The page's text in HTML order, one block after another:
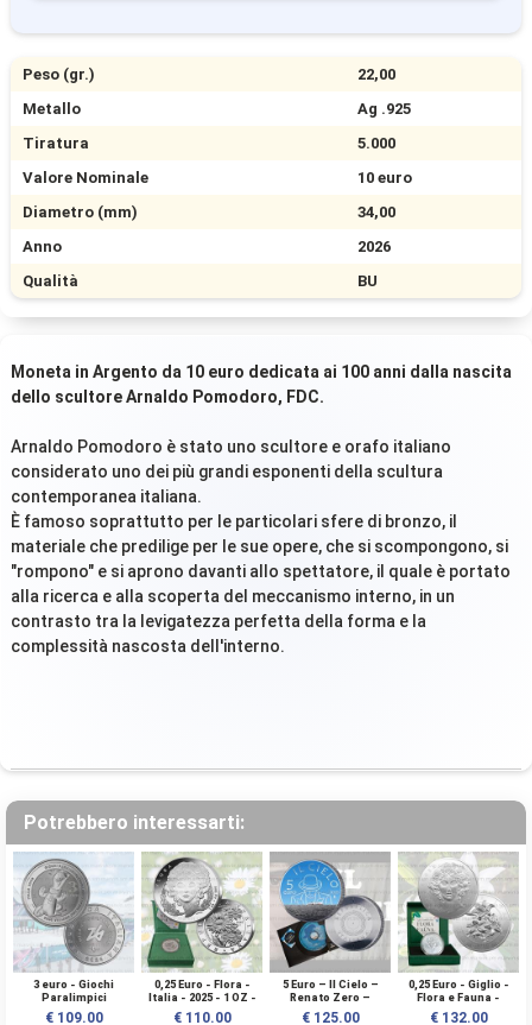
Peso (gr.)
22,00
Metallo
Ag .925
Tiratura
5.000
Valore Nominale
10 euro
Diametro (mm)
34,00
Anno
2026
Qualità
BU
Moneta in Argento da 10 euro dedicata ai 100 anni dalla nascita
dello scultore Arnaldo Pomodoro, FDC.
Arnaldo Pomodoro è stato uno scultore e orafo italiano
considerato uno dei più grandi esponenti della scultura
contemporanea italiana.
È famoso soprattutto per le particolari sfere di bronzo, il
materiale che predilige per le sue opere, che si scompongono, si
"rompono" e si aprono davanti allo spettatore, il quale è portato
alla ricerca e alla scoperta del meccanismo interno, in un
contrasto tra la levigatezza perfetta della forma e la
complessità nascosta dell'interno.
Potrebbero interessarti:
3 euro - Giochi
Paralimpici
Invernali - Italia -
€ 109.00
0,25 Euro - Flora -
Italia - 2025 - 1 OZ -
BOX - AG BULLION
€ 110.00
5 Euro – Il Cielo –
Renato Zero –
Italia – 2025 – Ag
€ 125.00
0,25 Euro - Giglio -
Flora e Fauna -
Italia - 2026 - 1 OZ -
€ 132.00